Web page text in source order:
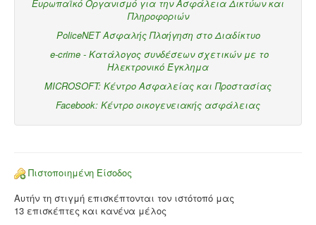
Ευρωπαϊκό Οργανισμό για την Ασφάλεια Δικτύων και
Πληροφοριών
PoliceNET Ασφαλής Πλοήγηση στο Διαδίκτυο
e-crime - Κατάλογος συνδέσεων σχετικών με το
Ηλεκτρονικό Έγκλημα
MICROSOFT: Κέντρο Ασφαλείας και Προστασίας
Facebook: Κέντρο οικογενειακής ασφάλειας
Πιστοποιημένη Είσοδος
Αυτήν τη στιγμή επισκέπτονται τον ιστότοπό μας
13 επισκέπτες και κανένα μέλος